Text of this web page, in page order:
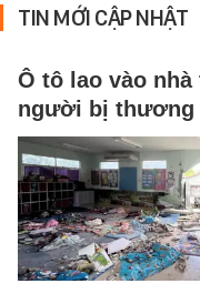
TIN MỚI CẬP NHẬT
Ô tô lao vào
người bị thương